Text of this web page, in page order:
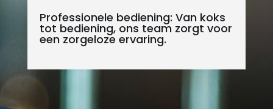
Professionele bediening: Van koks
tot bediening, ons team zorgt voor
een zorgeloze ervaring.